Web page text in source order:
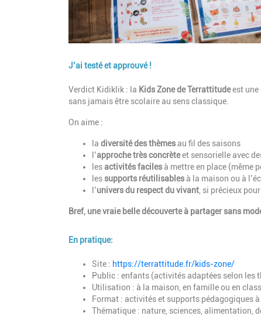
J’ai testé et approuvé !
Description
Verdict Kidiklik : la Kids Zone de Terrattitudeest une
sans jamais être scolaire au sens classique.
On aime :
la diversité des thèmesau fil des saisons
l’approche très concrèteet sensorielle avec
lesactivités facilesà mettre en place (même
lessupports réutilisablesà la maison ou à
l’univers du respect du vivant , si précieux
Bref, une vraie belle découverte à partager sans
En pratique:
Description
Site : https://terrattitude.fr/kids-zone/
Public : enfants (activités adaptées selon les
Utilisation : à la maison, en famille ou en
Format : activités et supports pédagogiques
Thématique : nature, sciences, alimentation,